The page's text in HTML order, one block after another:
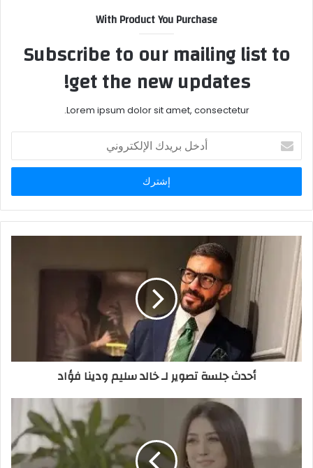
With Product You Purchase
Subscribe to our mailing list to
get the new updates!
Lorem ipsum dolor sit amet, consectetur.
بريدك
الإلكتروني
أحدث جلسة تصوير لـ خالد سليم ودينا فؤاد